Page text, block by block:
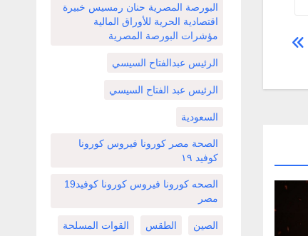
البورصة المصرية حنان رمسيس خبيرة
اقتصادية الحرية للأوراق المالية
مؤشرات البورصة المصرية
الرئيس عبدالفتاح السيسي
الرئيس عبد الفتاح السيسي
السعودية
الصحة مصر كورونا فيروس كورونا
كوفيد ١٩
الصحه كورونا فيروس كورونا كوفيد19
مصر
الصين الطقس القوات المسلحة